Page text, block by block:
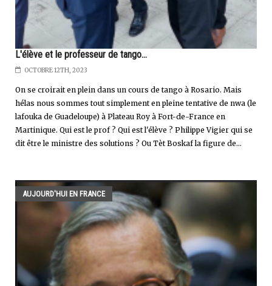
L'élève et le professeur de tango...
OCTOBRE 12TH, 2023
On se croirait en plein dans un cours de tango à Rosario. Mais
hélas nous sommes tout simplement en pleine tentative de nwa (le
lafouka de Guadeloupe) à Plateau Roy à Fort-de-France en
Martinique. Qui est le prof ? Qui est l'élève ? Philippe Vigier qui se
dit être le ministre des solutions ? Ou Tèt Boskaf la figure de...
AUJOURD'HUI EN FRANCE